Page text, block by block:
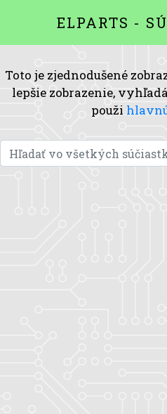
ELPARTS -
Toto je zjednodušené
lepšie zobrazenie,
použi